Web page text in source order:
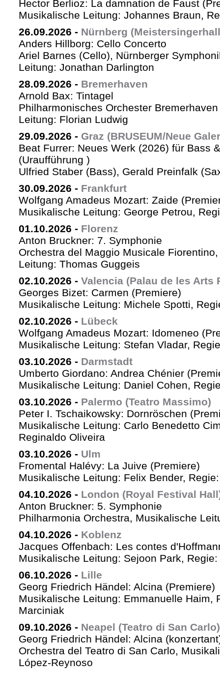
Hector Berlioz: La damnation de Faust
Musikalische Leitung: Johannes Braun,
26.09.2026 - Nürnberg
Anders Hillborg: Cello Concerto
Ariel Barnes (Cello), Nürnberger
Leitung: Jonathan Darlington
28.09.2026 - Bremerhaven
Arnold Bax: Tintagel
Philharmonisches Orchester
Leitung: Florian Ludwig
29.09.2026 - Graz (BRUSEUM/Neue
Beat Furrer: Neues Werk (2026) für Bass
(Uraufführung )
Ulfried Staber (Bass), Gerald Preinfalk
30.09.2026 - Frankfurt
Wolfgang Amadeus Mozart: Zaide
Musikalische Leitung: George Petrou,
01.10.2026 - Florenz
Anton Bruckner: 7. Symphonie
Orchestra del Maggio Musicale
Leitung: Thomas Guggeis
02.10.2026 - Valencia (Palau de les Arts
Georges Bizet: Carmen (Premiere)
Musikalische Leitung: Michele Spotti,
02.10.2026 - Lübeck
Wolfgang Amadeus Mozart: Idomeneo
Musikalische Leitung: Stefan Vladar,
03.10.2026 - Darmstadt
Umberto Giordano: Andrea Chénier
Musikalische Leitung: Daniel Cohen,
03.10.2026 - Palermo (Teatro Massimo)
Peter I. Tschaikowsky: Dornröschen
Musikalische Leitung: Carlo Benedetto
Reginaldo Oliveira
03.10.2026 - Ulm
Fromental Halévy: La Juive (Premiere)
Musikalische Leitung: Felix Bender,
04.10.2026 - London (Royal Festival
Anton Bruckner: 5. Symphonie
Philharmonia Orchestra, Musikalische
04.10.2026 - Koblenz
Jacques Offenbach: Les contes
Musikalische Leitung: Sejoon Park,
06.10.2026 - Lille
Georg Friedrich Händel: Alcina (Premiere)
Musikalische Leitung: Emmanuelle Haim,
Marciniak
09.10.2026 - Neapel (Teatro di San Carlo)
Georg Friedrich Händel: Alcina
Orchestra del Teatro di San Carlo,
López-Reynoso